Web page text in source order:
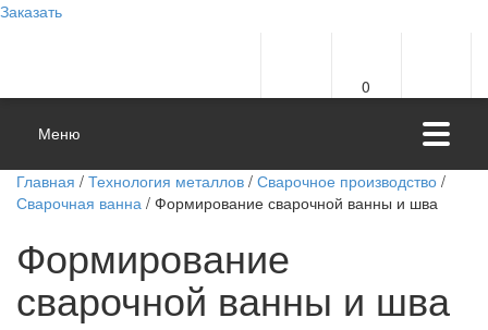
Заказать
0
Меню
Главная / Технология металлов / Сварочное производство /
Сварочная ванна / Формирование сварочной ванны и шва
Формирование
сварочной ванны и шва